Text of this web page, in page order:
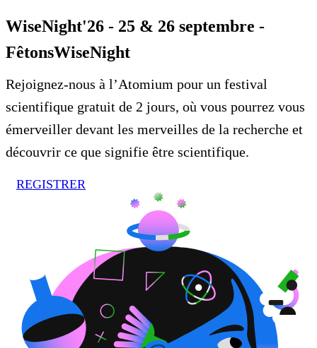
WiseNight'26 - 25 & 26 septembre -
FêtonsWiseNight
Rejoignez-nous à l’Atomium pour un festival
scientifique gratuit de 2 jours, où vous pourrez vous
émerveiller devant les merveilles de la recherche et
découvrir ce que signifie être scientifique.
REGISTRER